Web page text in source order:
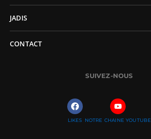
JADIS
CONTACT
SUIVEZ-NOUS
LIKES NOTRE CHAINE YOUTUBE